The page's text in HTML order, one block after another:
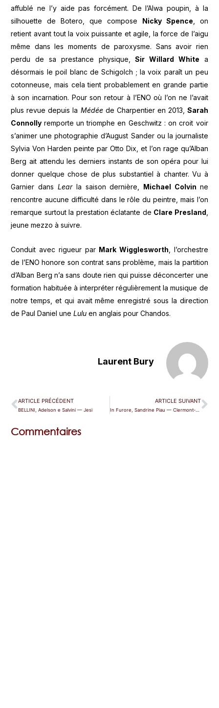
affublé ne l’y aide pas forcément. De l’Alwa poupin, à la
silhouette de Botero, que compose Nicky Spence , on
retient avant tout la voix puissante et agile, la force de l’aigu
même dans les moments de paroxysme. Sans avoir rien
perdu de sa prestance physique,Sir Willard White a
désormais le poil blanc de Schigolch ; la voix paraît un peu
cotonneuse, mais cela tient probablement en grande partie
à son incarnation. Pour son retour à l’ENO où l’on ne l’avait
plus revue depuis la Médée de Charpentier en 2013, Sarah
Connolly remporte un triomphe en Geschwitz : on croit voir
s’animer une photographie d’August Sander ou la journaliste
Sylvia Von Harden peinte par Otto Dix, et l’on rage qu’Alban
Berg ait attendu les derniers instants de son opéra pour lui
donner quelque chose de plus substantiel à chanter. Vu à
Garnier dans Lear la saison dernière, Michael Colvin ne
rencontre aucune difficulté dans le rôle du peintre, mais l’on
remarque surtout la prestation éclatante de Clare Presland
jeune mezzo à suivre.
Conduit avec rigueur par Mark Wigglesworth , l’orchestre
de l’ENO honore son contrat sans problème, mais la partition
d’Alban Berg n’a sans doute rien qui puisse déconcerter une
formation habituée à interpréter régulièrement la musique de
notre temps, et qui avait même enregistré sous la direction
de Paul Daniel uneLulu en anglais pour Chandos.
Laurent Bury
ARTICLE PRÉCÉDENT
BELLINI, Adelson e Salvini — Jesi
ARTICLE SUIVANT
In Furore, Sandrine Piau — Clermont-Ferrand
Commentaires